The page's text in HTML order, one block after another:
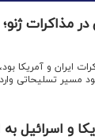
ایران و
مسیر تسلیحاتی
و اسرائیل